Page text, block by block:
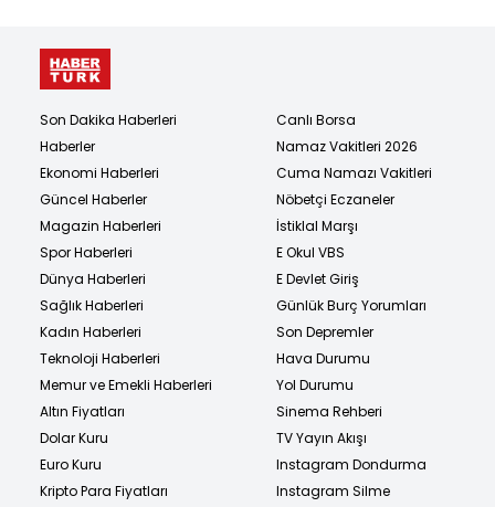
Son Dakika Haberleri
Haberler
Ekonomi Haberleri
Güncel Haberler
Magazin Haberleri
Spor Haberleri
Dünya Haberleri
Sağlık Haberleri
Kadın Haberleri
Teknoloji Haberleri
Memur ve Emekli Haberleri
Altın Fiyatları
Dolar Kuru
Euro Kuru
Kripto Para Fiyatları
Canlı Borsa
Namaz Vakitleri 2026
Cuma Namazı Vakitleri
Nöbetçi Eczaneler
İstiklal Marşı
E Okul VBS
E Devlet Giriş
Günlük Burç Yorumları
Son Depremler
Hava Durumu
Yol Durumu
Sinema Rehberi
TV Yayın Akışı
Instagram Dondurma
Instagram Silme